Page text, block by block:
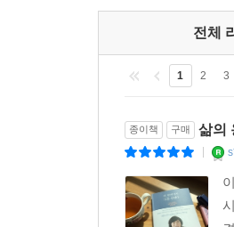
그런데 우리가 인생
사실 슬럼프라고 부
(_본문 중에서)
전체
1 2 3
종이책 구매 삶의